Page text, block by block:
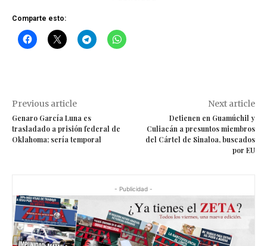
Comparte esto:
Previous article
Genaro García Luna es
trasladado a prisión federal de
Oklahoma; sería temporal
Next article
Detienen en Guamúchil y
Culiacán a presuntos miembros
del Cártel de Sinaloa, buscados
por EU
- Publicidad -